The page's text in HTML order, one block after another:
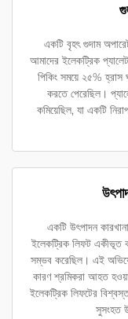
একটি বৃহৎ গুদাম
আমাদের ইলেকট্রিক
পিকিং সময়ে ২৫% হ্রাস
করতে পেরেছিল।
কমিয়েছিল, যা একটি
একটি উৎপাদন
ইলেকট্রিক লিফট একীভূত
সম্ভব করেছিল। এই
কারণ শ্রমিকরা আহত
ইলেকট্রিক লিফটের
সুসংহত